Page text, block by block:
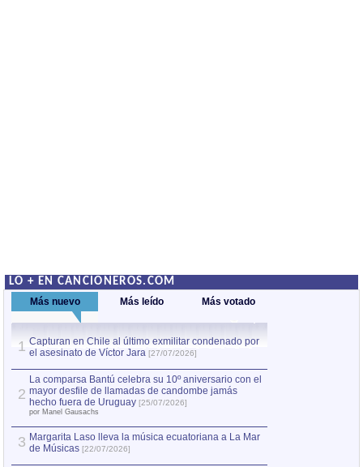
LO + EN CANCIONEROS.COM
Más nuevo Más leído Más votado
1 Capturan en Chile al último exmilitar condenado por
el asesinato de Víctor Jara [27/07/2026]
2
La comparsa Bantú celebra su 10º aniversario con el
mayor desfile de llamadas de candombe jamás
hecho fuera de Uruguay [25/07/2026]
por Manel Gausachs
3 Margarita Laso lleva la música ecuatoriana a La Mar
de Músicas [22/07/2026]